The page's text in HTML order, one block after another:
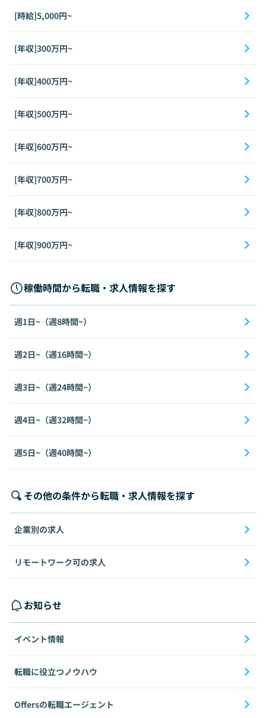
[時給]5,000円~
[年収]300万円~
[年収]400万円~
[年収]500万円~
[年収]600万円~
[年収]700万円~
[年収]800万円~
[年収]900万円~
稼働時間から転職・求人情報を探す
週1日~（週8時間~）
週2日~（週16時間~）
週3日~（週24時間~）
週4日~（週32時間~）
週5日~（週40時間~）
その他の条件から転職・求人情報を探す
企業別の求人
リモートワーク可の求人
お知らせ
イベント情報
転職に役立つノウハウ
Offersの転職エージェント